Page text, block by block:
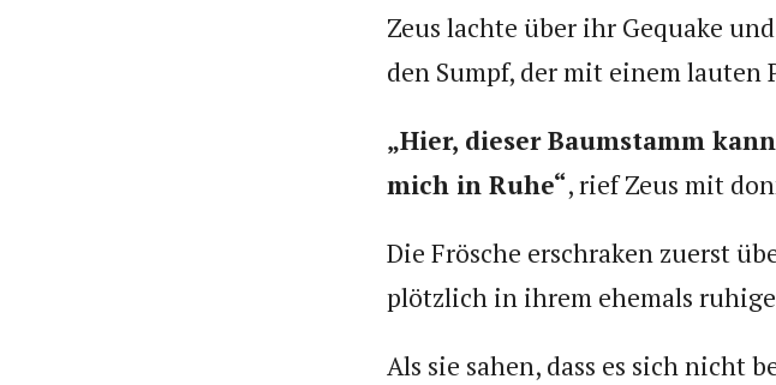
Zeus lachte über ihr Gequake
den Sumpf, der mit einem lauten
„Hier, dieser Baumstamm
mich in Ruhe“, rief Zeus mit
Die Frösche erschraken zuerst
plötzlich in ihrem ehemals
Als sie sahen, dass es sich nicht